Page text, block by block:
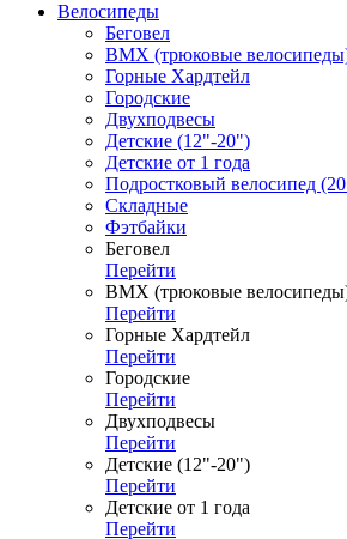
Велосипеды
Беговел
ВМХ (трюковые
Горные Хардтейл
Городские
Двухподвесы
Детские (12"-20")
Детские от 1 года
Подростковый велосипед
Складные
Фэтбайки
Беговел
Перейти
ВМХ (трюковые
Перейти
Горные Хардтейл
Перейти
Городские
Перейти
Двухподвесы
Перейти
Детские (12"-20")
Перейти
Детские от 1 года
Перейти